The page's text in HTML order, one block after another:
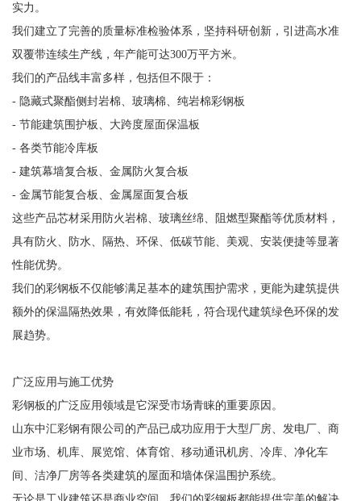
实力。
我们建立了完善的质量标准检验体系，坚持科研创新，引进高水准
双覆带连续生产线，年产能可达300万平方米。
我们的产品线丰富多样，包括但不限于：
- 隐藏式聚酯侧封岩棉、玻璃棉、纯岩棉彩钢板
- 节能建筑围护板、大跨度屋面保温板
- 各类节能冷库板
- 建筑幕墙复合板、金属防火复合板
- 金属节能复合板、金属屋面复合板
这些产品芯材采用防火岩棉、玻璃丝绵、阻燃型聚酯等优质材料，
具有防火、防水、隔热、环保、低碳节能、美观、安装便捷等显著
性能优势。
我们的彩钢板不仅能够满足基本的建筑围护需求，更能为建筑提供
额外的保温隔热效果，有效降低能耗，符合现代建筑绿色环保的发
展趋势。
广泛应用与施工优势
彩钢板的广泛应用领域是它深受市场青睐的重要原因。
山东中汇彩钢有限公司的产品已成功应用于大型厂房、发电厂、商
业市场、机库、展览馆、体育馆、移动通讯机房、冷库、净化车
间、洁净厂房等各类建筑的屋面和墙体保温围护系统。